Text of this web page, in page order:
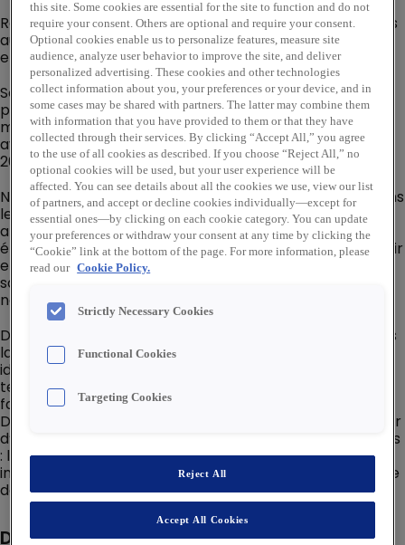
Rejoignez Rexel et participez à des projets passionnants
au sein d’équipes dynamiques et bienveillantes, dans un
environnement international .
Société cotée et leader mondial de la distribution
professionnelle et multicanale de solutions pour le
monde de l’énergie, Rexel est implanté dans 17 pays,
avec un chiffre d’affaires de 19,4 milliards d’euros en
2025.
Notre mission est de proposer à nos clients partout dans
le monde des solutions innovantes et durables pour
améliorer le confort, la sécurité et la performance
énergétique des installations. L’objectif est d’approfondir
et accélérer ce mouvement pour nous permettre de
saisir les nombreuses opportunités qui se présentent à
nous.
Dans les 20 ans qui viennent, la part de l’électricité dans
la consommation finale d'énergie va doubler. Rexel est
idéalement positionné pour bénéficier de cette
tendance porteuse et s’engage à mettre son savoir-
faire au service de la diffusion du progrès énergétique.
Dans ce contexte, notre feuille de route s’articule autour
d’axes majeurs sur lesquels nous entendons être leaders
: l’accélération de l’électrification, la digitalisation
incluant l’intelligence artificielle, la montée en puissance
des services, et un fort engagement ESG.
Description du poste
this site. Some cookies are essential for the site to function and do not
require your consent. Others are optional and require your consent.
Optional cookies enable us to personalize features, measure site
audience, analyze user behavior to improve the site, and deliver
personalized advertising. These cookies and other technologies
collect information about you, your preferences or your device, and in
some cases may be shared with partners. The latter may combine them
with information that you have provided to them or that they have
collected through their services. By clicking “Accept All,” you agree
to the use of all cookies as described. If you choose “Reject All,” no
optional cookies will be used, but your user experience will be
affected. You can see details about all the cookies we use, view our list
of partners, and accept or decline cookies individually—except for
essential ones—by clicking on each cookie category. You can update
your preferences or withdraw your consent at any time by clicking the
“Cookie” link at the bottom of the page. For more information, please
read our Cookie Policy.
Strictly Necessary Cookies
Functional Cookies
Targeting Cookies
Reject All
Accept All Cookies